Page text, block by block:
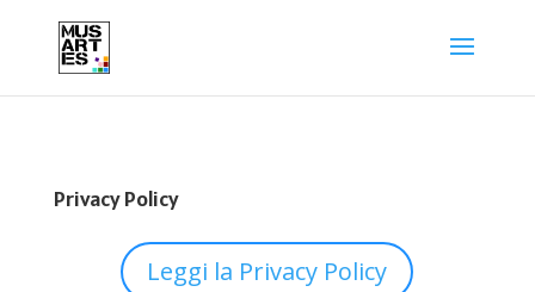
Privacy Policy
Leggi la Privacy Policy